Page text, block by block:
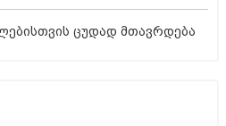
ცუდად მთავრდება